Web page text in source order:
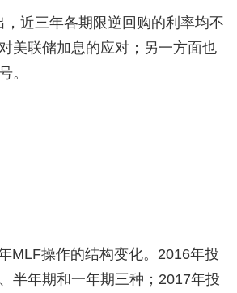
，近三年各期限逆回购的利率均不
美联储加息的应对；另一方面也
。
MLF操作的结构变化。2016年投
半年期和一年期三种；2017年投